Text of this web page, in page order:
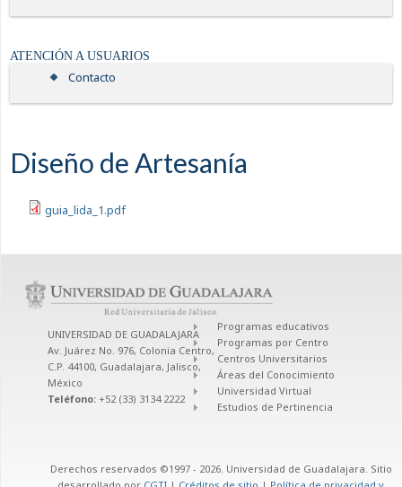
ATENCIÓN A USUARIOS
Contacto
Diseño de Artesanía
guia_lida_1.pdf
UNIVERSIDAD DE GUADALAJARA
Av. Juárez No. 976, Colonia Centro,
C.P. 44100, Guadalajara, Jalisco,
México
Teléfono: +52 (33) 3134 2222
Programas educativos
Programas por Centro
Centros Universitarios
Áreas del Conocimiento
Universidad Virtual
Estudios de Pertinencia
Derechos reservados ©1997 - 2026. Universidad de Guadalajara. Sitio